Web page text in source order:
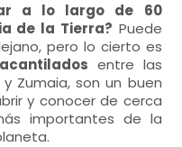
a lo largo de 60
de la Tierra? Puede
pero lo cierto es
entre las
Zumaia, son un buen
y conocer de cerca
importantes de la